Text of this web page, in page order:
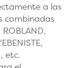
a las
combinadas
etc.